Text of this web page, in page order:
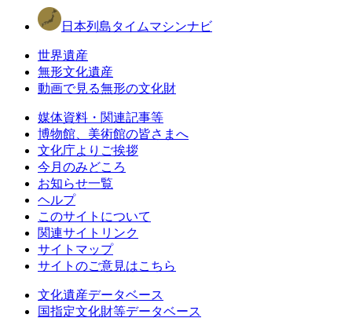
日本列島タイムマシンナビ
世界遺産
無形文化遺産
動画で見る無形の文化財
媒体資料・関連記事等
博物館、美術館の皆さまへ
文化庁よりご挨拶
今月のみどころ
お知らせ一覧
ヘルプ
このサイトについて
関連サイトリンク
サイトマップ
サイトのご意見はこちら
文化遺産データベース
国指定文化財等データベース